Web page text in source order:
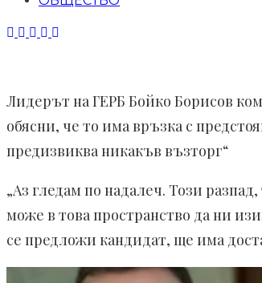
Лидерът на ГЕРБ Бойко Борисов
обясни, че то има връзка с
предизвиква никакъв възторг“
„Аз гледам по надалеч. Този
може в това пространство да ни
се предложи кандидат, ще има